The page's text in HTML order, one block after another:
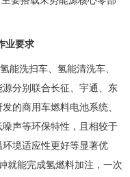
业要求
能洗扫车、氢能清洗车、
分别联合长征、宇通、东
的商用车燃料电池系统、
声等环保特性，且相较于
境适应性更好等显著优
就能完成氢燃料加注，一次